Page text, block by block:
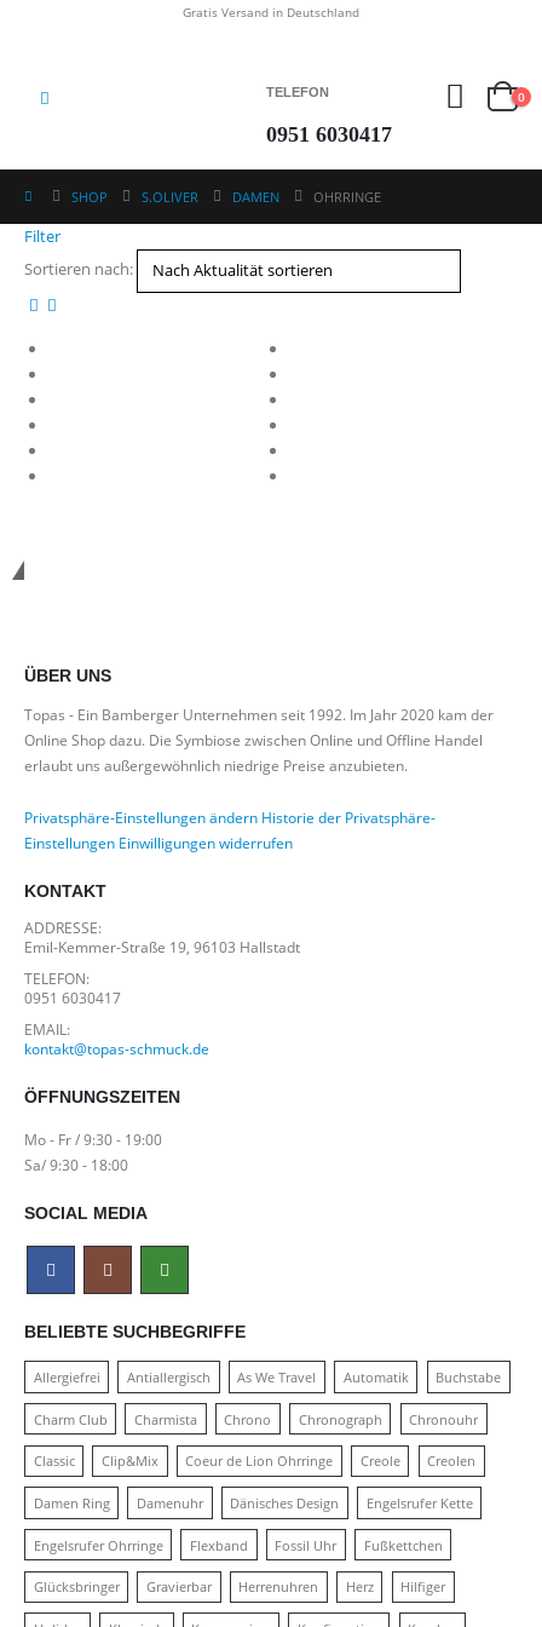
Gratis Versand in Deutschland
TELEFON
0951 6030417
0
SHOP S.OLIVER DAMEN OHRRINGE
Filter
Sortieren nach:
ÜBER UNS
Topas - Ein Bamberger Unternehmen seit 1992. Im Jahr 2020 kam der
Online Shop dazu. Die Symbiose zwischen Online und Offline Handel
erlaubt uns außergewöhnlich niedrige Preise anzubieten.
Privatsphäre-Einstellungen ändern Historie der Privatsphäre-
Einstellungen Einwilligungen widerrufen
KONTAKT
ADDRESSE:
Emil-Kemmer-Straße 19, 96103 Hallstadt
TELEFON:
0951 6030417
EMAIL:
kontakt@topas-schmuck.de
ÖFFNUNGSZEITEN
Mo - Fr / 9:30 - 19:00
Sa/ 9:30 - 18:00
SOCIAL MEDIA
BELIEBTE SUCHBEGRIFFE
Allergiefrei Antiallergisch As We Travel Automatik Buchstabe
Charm Club Charmista Chrono Chronograph Chronouhr
Classic Clip&Mix Coeur de Lion Ohrringe Creole Creolen
Damen Ring Damenuhr Dänisches Design Engelsrufer Kette
Engelsrufer Ohrringe Flexband Fossil Uhr Fußkettchen
Glücksbringer Gravierbar Herrenuhren Herz Hilfiger